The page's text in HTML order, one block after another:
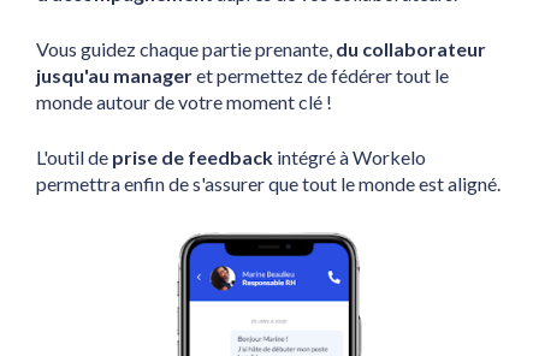
Vous guidez chaque partie prenante, du collaborateur
jusqu'au manager et permettez de fédérer tout le
monde autour de votre moment clé !
L'outil de prise de feedback intégré à Workelo